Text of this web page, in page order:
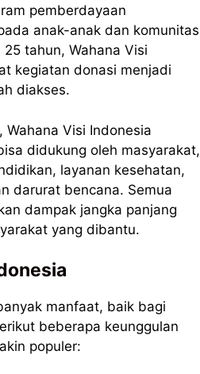
pemberdayaan
anak-anak dan komunitas
tahun, Wahana Visi
kegiatan donasi menjadi
diakses.
Wahana Visi Indonesia
didukung oleh masyarakat,
layanan kesehatan,
darurat bencana. Semua
dampak jangka panjang
yang dibantu.
manfaat, baik bagi
beberapa keunggulan
populer: